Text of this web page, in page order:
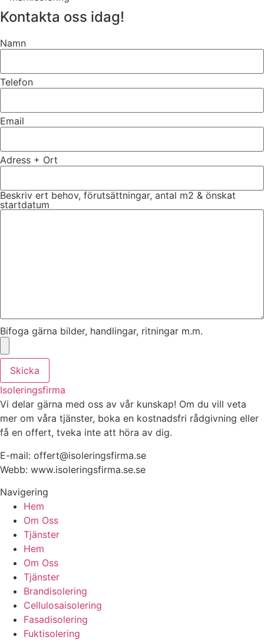
Kontakta oss idag!
Namn
Telefon
Email
Adress + Ort
Beskriv ert behov, förutsättningar, antal m2 & önskat
startdatum
Bifoga gärna bilder, handlingar, ritningar m.m.
Skicka
Isoleringsfirma
Vi delar gärna med oss av vår kunskap! Om du vill veta
mer om våra tjänster, boka en kostnadsfri rådgivning eller
få en offert, tveka inte att höra av dig.
E-mail: offert@isoleringsfirma.se
Webb: www.isoleringsfirma.se.se
Navigering
Hem
Om Oss
Tjänster
Hem
Om Oss
Tjänster
Brandisolering
Cellulosaisolering
Fasadisolering
Fuktisolering